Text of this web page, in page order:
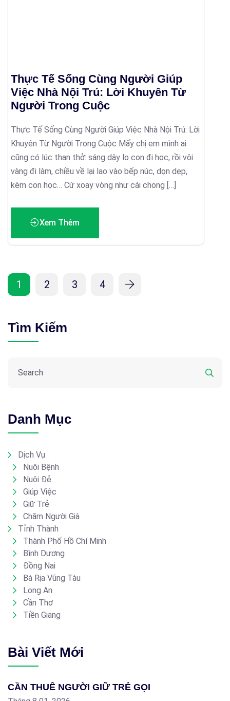
Thực Tế Sống Cùng Người Giúp
Việc Nhà Nội Trú: Lời Khuyên Từ
Người Trong Cuộc
Thực Tế Sống Cùng Người Giúp Việc Nhà Nội Trú: Lời
Khuyên Từ Người Trong Cuộc Mấy chị em mình ai
cũng có lúc than thở: sáng dậy lo con đi học, rồi vội
vàng đi làm, chiều về lại lao vào bếp núc, dọn dẹp,
kèm con học… Cứ xoay vòng như cái chong […]
Xem Thêm
1 2 3 4
Tìm Kiếm
Danh Mục
Dịch Vụ
Nuôi Bệnh
Nuôi Đẻ
Giúp Việc
Giữ Trẻ
Chăm Người Già
Tỉnh Thành
Thành Phố Hồ Chí Minh
Bình Dương
Đồng Nai
Bà Rịa Vũng Tàu
Long An
Cần Thơ
Tiền Giang
Bài Viết Mới
CẦN THUÊ NGƯỜI GIỮ TRẺ GỌI